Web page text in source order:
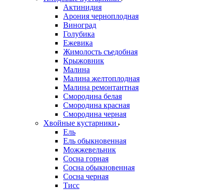
Актинидия
Арония черноплодная
Виноград
Голубика
Ежевика
Жимолость съедобная
Крыжовник
Малина
Малина желтоплодная
Малина ремонтантная
Смородина белая
Смородина красная
Смородина черная
Хвойные кустарники
Ель
Ель обыкновенная
Можжевельник
Сосна горная
Сосна обыкновенная
Сосна черная
Тисс